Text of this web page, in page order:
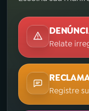
Relate
Registre